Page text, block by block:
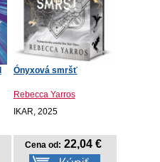
Ónyxová smršť
Rebecca Yarros
IKAR, 2025
Cena od: 22,04 €